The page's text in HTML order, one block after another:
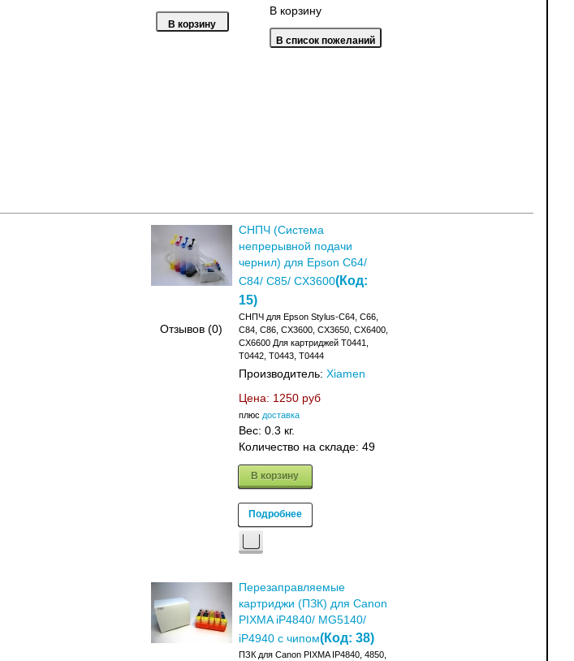
В корзину
Отзывов (0)
СНПЧ (Система
непрерывной подачи
чернил) для Epson С64/
C84/ С85/ CX3600(Код:
15)
СНПЧ для Epson Stylus-C64, C66,
C84, C86, CX3600, CX3650, CX6400,
CX6600 Для картриджей T0441,
T0442, T0443, T0444
Производитель: Xiamen
Цена: 1250 руб
плюс доставка
Вес: 0.3 кг.
Количество на складе: 49
В корзину
Подробнее
Перезаправляемые
картриджи (ПЗК) для Canon
PIXMA iP4840/ MG5140/
iP4940 с чипом(Код: 38)
ПЗК для Canon PIXMA IP4840, 4850,